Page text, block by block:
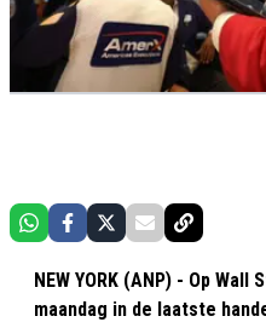
NEW YORK (ANP) - Op
maandag in de laatste